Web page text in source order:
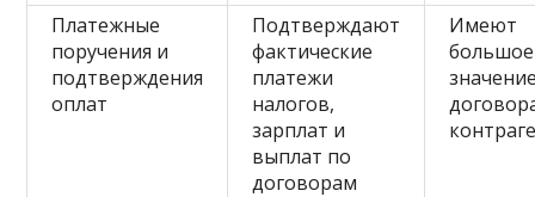
Платежные
поручения и
подтверждения
оплат
Подтверждают
фактические
платежи
налогов,
зарплат и
выплат по
договорам
Имеют
большое